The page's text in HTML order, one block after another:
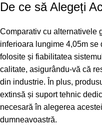
De ce să Alegeți
Comparativ cu alternativele
inferioara lungime 4,05m
folosite și fiabilitatea
calitate, asigurându-vă că
din industrie. În plus,
extinsă și suport tehnic
necesară în alegerea
dumneavoastră.